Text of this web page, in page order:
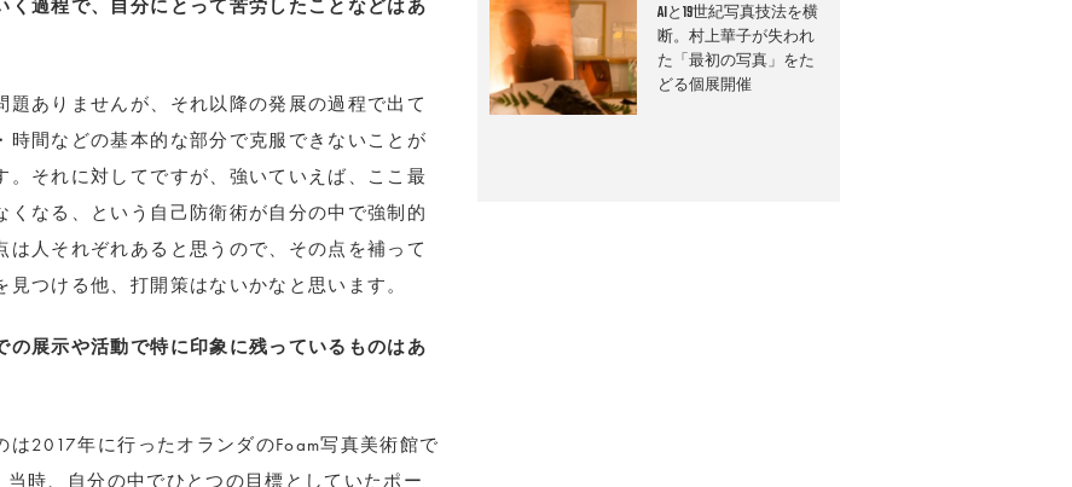
過程で、自分にとって苦労したことなどはあ
ありませんが、それ以降の発展の過程で出て
時間などの基本的な部分で克服できないことが
それに対してですが、強いていえば、ここ最
なる、という自己防衛術が自分の中で強制的
人それぞれあると思うので、その点を補って
つける他、打開策はないかなと思います。
展示や活動で特に印象に残っているものはあ
2017年に行ったオランダのFoam写真美術館で
時、自分の中でひとつの目標としていたポー
AIと19世紀写真技法を横
断。村上華子が失われ
た「最初の写真」をた
どる個展開催